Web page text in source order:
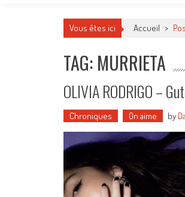
Vous êtes ici Accueil >
TAG: MURRIETA
OLIVIA RODRIGO –
Chroniques On aime by